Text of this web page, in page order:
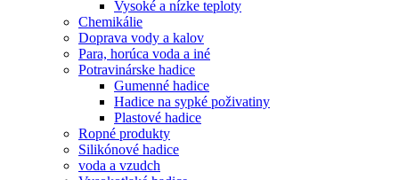
Vysoké a nízke teploty
Chemikálie
Doprava vody a kalov
Para, horúca voda a iné
Potravinárske hadice
Gumenné hadice
Hadice na sypké poživatiny
Plastové hadice
Ropné produkty
Silikónové hadice
voda a vzudch